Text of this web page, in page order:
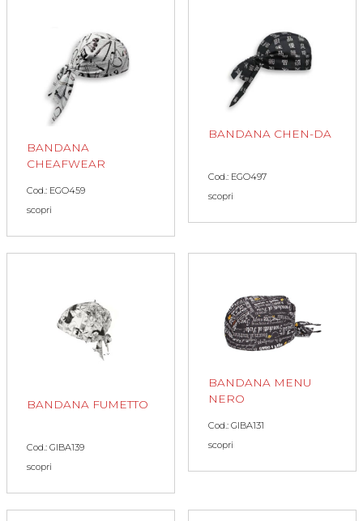
BANDANA
CHEAFWEAR
Cod.: EGO459
scopri
BANDANA CHEN-DA
Cod.: EGO497
scopri
BANDANA FUMETTO
Cod.: GIBA139
scopri
BANDANA MENU
NERO
Cod.: GIBA131
scopri